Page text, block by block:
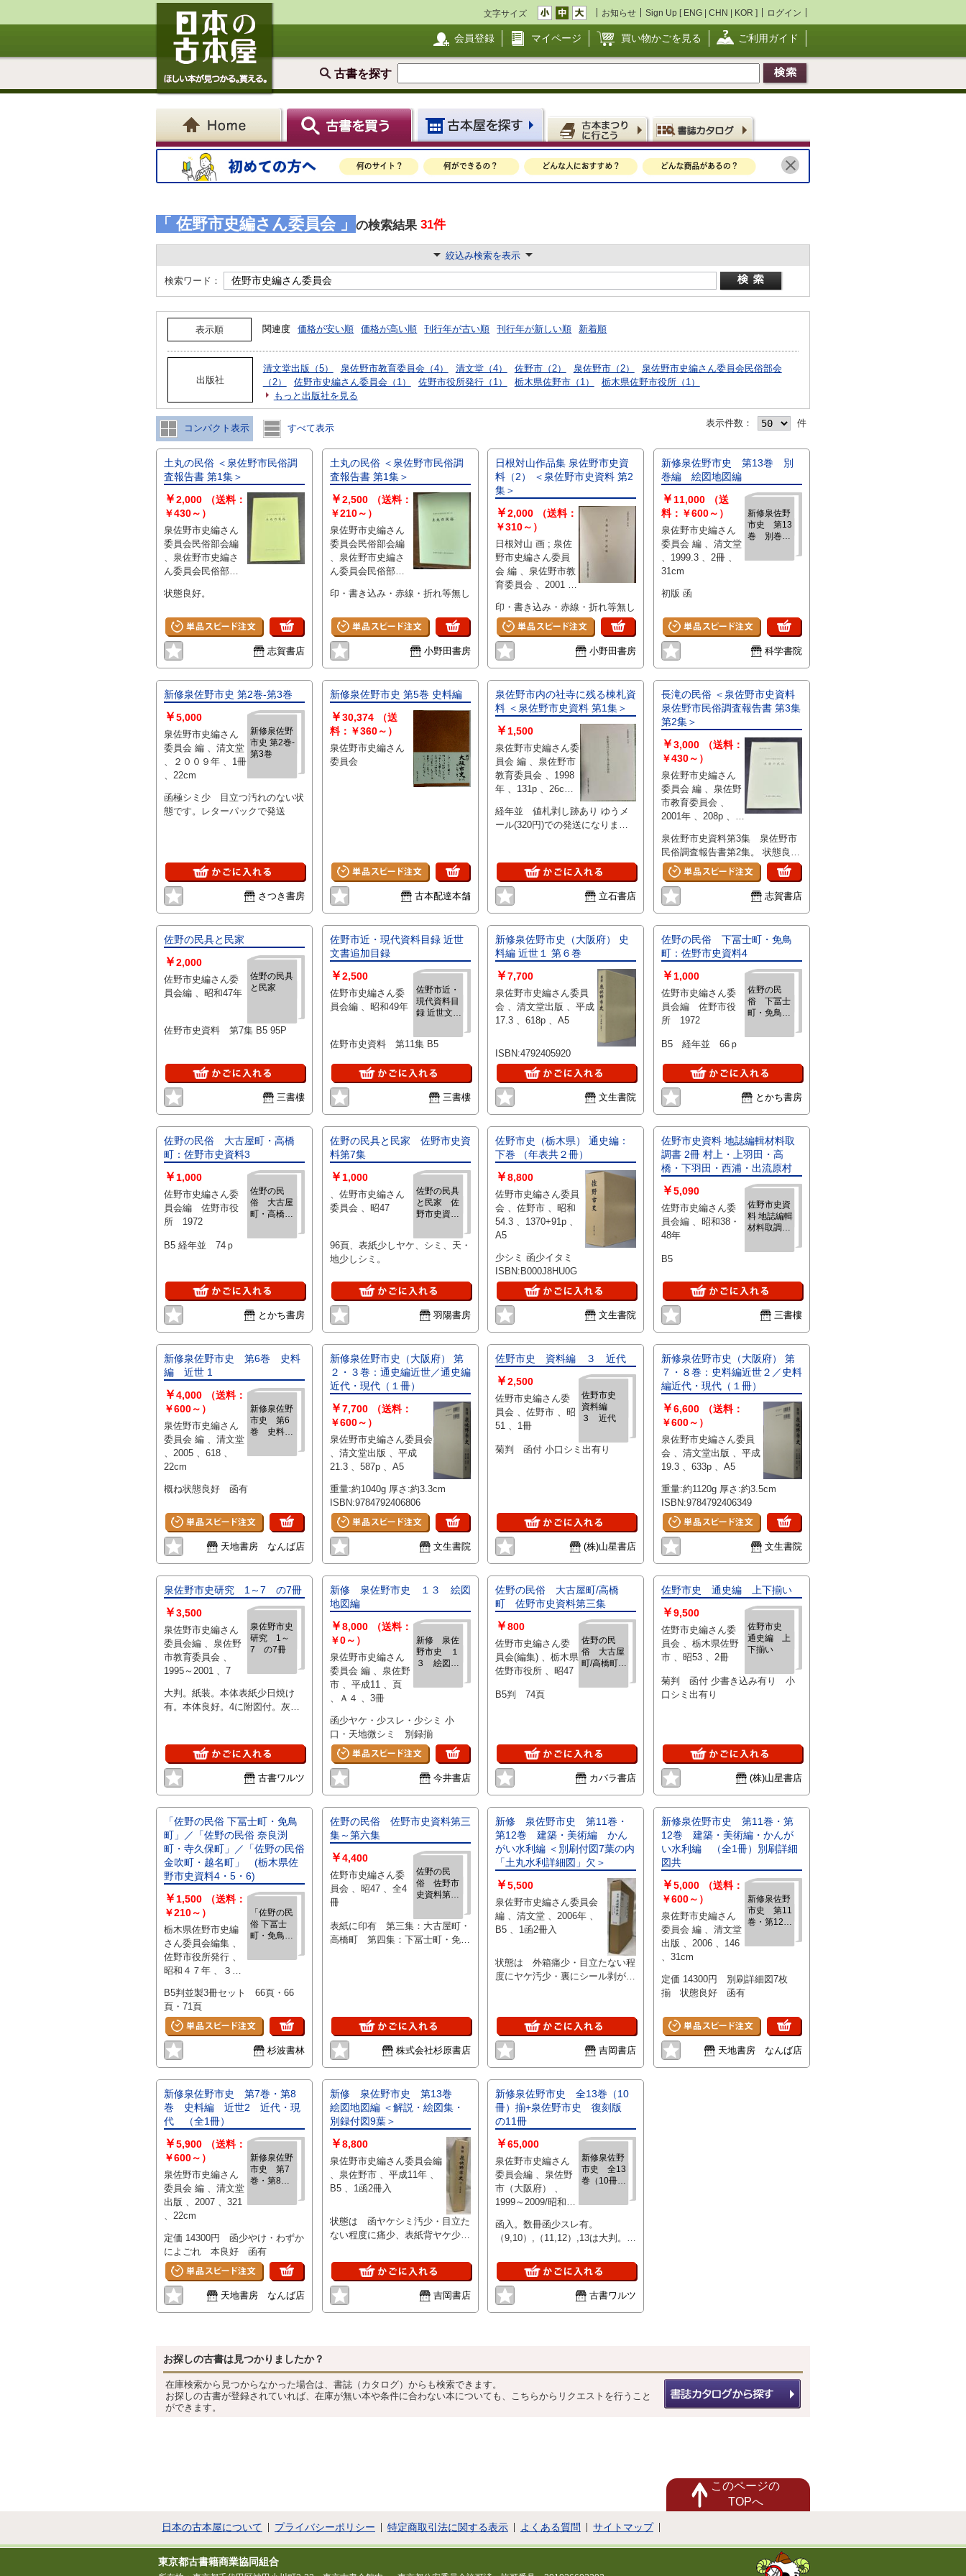
文字サイズ お知らせ Sign Up [ ENG | CHN | KOR ] ログイン
会員登録 マイページ 買い物かごを見る ご利用ガイド
古書を探す
「 佐野市史編さん委員会 」 の検索結果 31件
絞込み検索を表示
検索ワード：
表示順 関連度 価格が安い順 価格が高い順 刊行年が古い順 刊行年が新しい順 新着順
出版社
清文堂出版（5） 泉佐野市教育委員会（4） 清文堂（4） 佐野市（2） 泉佐野市（2）
泉佐野市史編さん委員会民俗部会
（2）
佐野市史編さん委員会（1） 佐野市役所発行（1） 栃木県佐野市（1）
栃木県佐野市役所（1）
もっと出版社を見る
コンパクト表示 すべて表示 表示件数： 件
土丸の民俗 ＜泉佐野市民俗調
査報告書 第1集＞
￥2,000
（送料：
￥430～）
泉佐野市史編さん
委員会民俗部会編
、泉佐野市史編さ
ん委員会民俗部会
レターパックライ
状態良好。
志賀書店
土丸の民俗 ＜泉佐野市民俗調
査報告書 第1集＞
￥2,500
（送料：
￥210～）
泉佐野市史編さん
委員会民俗部会編
、泉佐野市史編さ
ん委員会民俗部会
26cm
印・書き込み・赤線・折れ等無し
小野田書房
日根対山作品集 泉佐野市史資
料（2） ＜泉佐野市史資料 第2
集＞
￥2,000
（送料：
￥310～）
日根対山 画 ; 泉佐
野市史編さん委員
会 編 、泉佐野市教
育委員会 、2001 、
印・書き込み・赤線・折れ等無し
小野田書房
新修泉佐野市史 第13巻 別
巻編 絵図地図編
新修泉佐野
市史 第13
巻 別巻
図編
￥ 11,000
（送
料：￥600～）
泉佐野市史編さん
委員会 編 、清文堂
、1999.3 、2冊 、
31cm
初版 函
科学書院
新修泉佐野市史 第2巻-第3巻
新修泉佐野
市史 第2巻-
第3巻
￥5,000
泉佐野市史編さん
委員会 編 、清文堂
、２００９年 、1冊
、22cm
函極シミ少 目立つ汚れのない状
態です。レターパックで発送
さつき書房
新修泉佐野市史 第5巻 史料編
￥30,374
（送
料：￥360～）
泉佐野市史編さん
委員会
古本配達本舗
泉佐野市内の社寺に残る棟札資
料 ＜泉佐野市史資料 第1集＞
￥ 1,500
泉佐野市史編さん委
員会 編 、泉佐野市
教育委員会 、1998
年 、131p 、26cm
経年並 値札剥し跡あり ゆうメ
ール(320円)での発送になりま
立石書店
長滝の民俗 ＜泉佐野市史資料
泉佐野市民俗調査報告書 第3集
第2集＞
￥3,000
（送料：
￥430～）
泉佐野市史編さん
委員会 編 、泉佐野
市教育委員会 、
2001年 、208p 、レ
、1冊
泉佐野市史資料第3集 泉佐野市
民俗調査報告書第2集。 状態良
好。
志賀書店
佐野の民具と民家
佐野の民具
と民家
￥2,000
佐野市史編さん委
員会編 、昭和47年
佐野市史資料 第7集 B5 95P
三書樓
佐野市近・現代資料目録 近世
文書追加目録
佐野市近・
現代資料目
録 近世文書
￥2,500
佐野市史編さん委
員会編 、昭和49年
佐野市史資料 第11集 B5
三書樓
新修泉佐野市史（大阪府） 史
料編 近世１ 第６巻
￥7,700
泉佐野市史編さん委員
会 、清文堂出版 、平成
17.3 、618p 、A5
ISBN:4792405920
文生書院
佐野の民俗 下冨士町・免鳥
町：佐野市史資料4
佐野の民
俗 下冨士
町・免鳥
史資料4
￥ 1,000
佐野市史編さん委
員会編 佐野市役
所 1972
B5 経年並 66ｐ
とかち書房
佐野の民俗 大古屋町・高橋
町：佐野市史資料3
佐野の民
俗 大古屋
町・高橋
史資料3
￥ 1,000
佐野市史編さん委
員会編 佐野市役
所 1972
B5 経年並 74ｐ
とかち書房
佐野の民具と民家 佐野市史資
料第7集
佐野の民具
と民家 佐
野市史資料
￥ 1,000
、佐野市史編さん
委員会 、昭47
96頁、表紙少しヤケ、シミ、天・
地少しシミ。
羽陽書房
佐野市史（栃木県） 通史編：
下巻 （年表共２冊）
￥8,800
佐野市史編さん委員
会 、佐野市 、昭和
54.3 、1370+91p 、
A5
少シミ 函少イタミ
ISBN:B000J8HU0G
文生書院
佐野市史資料 地誌編輯材料取
調書 2冊 村上・上羽田・高
橋・下羽田・西浦・出流原村
佐野市史資
料 地誌編輯
材料取調書
上羽田・高
出流原村
￥5,090
佐野市史編さん委
員会編 、昭和38・
48年
B5
三書樓
新修泉佐野市史 第6巻 史料
編 近世 1
新修泉佐野
市史 第6
巻 史料
￥4,000
（送料：
￥600～）
泉佐野市史編さん
委員会 編 、清文堂
、2005 、618 、
22cm
概ね状態良好 函有
天地書房 なんば店
新修泉佐野市史（大阪府） 第
２・３巻：通史編近世／通史編
近代・現代（１冊）
￥7,700
（送料：
￥600～）
泉佐野市史編さん委員会
、清文堂出版 、平成
21.3 、587p 、A5
重量:約1040g 厚さ:約3.3cm
ISBN:9784792406806
文生書院
佐野市史 資料編 ３ 近代
佐野市史
資料編
３ 近代
￥2,500
佐野市史編さん委
員会 、佐野市 、昭
51 、1冊
菊判 函付 小口シミ出有り
(株)山星書店
新修泉佐野市史（大阪府） 第
７・８巻：史料編近世２／史料
編近代・現代（１冊）
￥6,600
（送料：
￥600～）
泉佐野市史編さん委員
会 、清文堂出版 、平成
19.3 、633p 、A5
重量:約1120g 厚さ:約3.5cm
ISBN:9784792406349
文生書院
泉佐野市史研究 1～7 の7冊
泉佐野市史
研究 1～
7 の7冊
￥3,500
泉佐野市史編さん
委員会編 、泉佐野
市教育委員会 、
1995～2001 、7
大判。紙装。本体表紙少日焼け
有。本体良好。4に附図付。灰色
古書ワルツ
新修 泉佐野市史 １３ 絵図
地図編
新修 泉佐
野市史 １
３ 絵図地
￥8,000
（送料：
￥0～）
泉佐野市史編さん
委員会 編 、泉佐野
市 、平成11 、頁
、Ａ４ 、3冊
函少ヤケ・少スレ・少シミ 小
口・天地微シミ 別録揃
今井書店
佐野の民俗 大古屋町/高橋
町 佐野市史資料第三集
佐野の民
俗 大古屋
町/高橋町
料第三集
￥800
佐野市史編さん委
員会(編集) 、栃木県
佐野市役所 、昭47
B5判 74頁
カバラ書店
佐野市史 通史編 上下揃い
佐野市史
通史編 上
下揃い
￥9,500
佐野市史編さん委
員会 、栃木県佐野
市 、昭53 、2冊
菊判 函付 少書き込み有り 小
口シミ出有り
(株)山星書店
「佐野の民俗 下冨士町・免鳥
町」／「佐野の民俗 奈良渕
町・寺久保町」／「佐野の民俗
金吹町・越名町」 (栃木県佐
野市史資料4・5・6)
「佐野の民
俗 下冨士
町・免鳥
野の民俗 奈
「佐野の民
越名町」
(栃木県佐
野市史資料
4・5・6)
￥ 1,500
（送料：
￥210～）
栃木県佐野市史編
さん委員会編集 、
佐野市役所発行 、
昭和４７年 、３冊
B5判並製3冊セット 66頁・66
頁・71頁
杉波書林
佐野の民俗 佐野市史資料第三
集～第六集
佐野の民
俗 佐野市
史資料第三
集
￥4,400
佐野市史編さん委
員会 、昭47 、全4
冊
表紙に印有 第三集：大古屋町・
高橋町 第四集：下冨士町・免鳥
株式会社杉原書店
新修 泉佐野市史 第11巻・
第12巻 建築・美術編 かん
がい水利編 ＜別刷付図7葉の内
「土丸水利詳細図」欠＞
￥5,500
泉佐野市史編さん委員会
編 、清文堂 、2006年 、
B5 、1函2冊入
状態は 外箱痛少・目立たない程
度にヤケ汚少・裏にシール剥がし
す。本文は良好です。
吉岡書店
新修泉佐野市史 第11巻・第
12巻 建築・美術編・かんが
い水利編 （全1冊）別刷詳細
図共
新修泉佐野
市史 第11
巻・第12
美術編・か
冊）別刷詳
￥5,000
（送料：
￥600～）
泉佐野市史編さん
委員会 編 、清文堂
出版 、2006 、146
、31cm
定価 14300円 別刷詳細図7枚
揃 状態良好 函有
天地書房 なんば店
新修泉佐野市史 第7巻・第8
巻 史料編 近世2 近代・現
代 （全1冊）
新修泉佐野
市史 第7
巻・第8
編 近世
1冊）
￥5,900
（送料：
￥600～）
泉佐野市史編さん
委員会 編 、清文堂
出版 、2007 、321
、22cm
定価 14300円 函少やけ・わずか
によごれ 本良好 函有
天地書房 なんば店
新修 泉佐野市史 第13巻
絵図地図編 ＜解説・絵図集・
別録付図9葉＞
￥8,800
泉佐野市史編さん委員会編
、泉佐野市 、平成11年 、
B5 、1函2冊入
状態は 函ヤケシミ汚少・目立た
ない程度に痛少、表紙背ヤケ少・
地小口目立たない程度にヤケ汚痛
少、別録函背ヤケ少・目立たない
程度に汚痛少、絵図集後見返しシ
ール剥がし跡少 です。本文は良
好です。
吉岡書店
新修泉佐野市史 全13巻（10
冊）揃+泉佐野市史 復刻版
の11冊
新修泉佐野
市史 全13
巻（10冊）
市史 復刻
￥65,000
泉佐野市史編さん
委員会編 、泉佐野
市（大阪府） 、
1999～2009/昭和55
函入。数冊函少スレ有。
（9,10）,（11,12）,13は大判。
誤表付。5に附録栞付。12,13の附
図揃。6の本体表見返しに謹呈紙
貼付け有。復刻版：函少イタミ、
ビニールカバー付。他、本体良好
編～13：絵図地図編）②
古書ワルツ
お探しの古書は見つかりましたか？
在庫検索から見つからなかった場合は、書誌（カタログ）からも検索できます。
お探しの古書が登録されていれば、在庫が無い本や条件に合わない本についても、こちらからリクエストを行うこと
ができます。
このページの
TOPへ
日本の古本屋について プライバシーポリシー 特定商取引法に関する表示 よくある質問 サイトマップ
東京都古書籍商業協同組合